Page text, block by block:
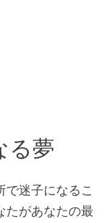
る夢
で迷子になるこ
たがあなたの最